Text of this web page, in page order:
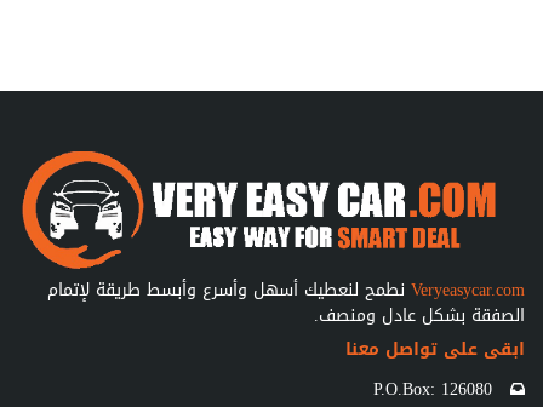
Veryeasycar.com نطمح لنعطيك أسهل وأسرع وأبسط طريقة لإتمام
الصفقة بشكل عادل ومنصف.
ابقى على تواصل معنا
P.O.Box: 126080